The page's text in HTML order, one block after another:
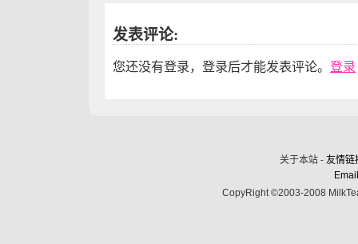
发表评论:
您还没有登录，登录后才能发表评论。 登录
关于本站 - 友情链
CopyRight ©2003-2008